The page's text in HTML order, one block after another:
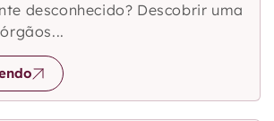
desconhecido? Descobrir uma